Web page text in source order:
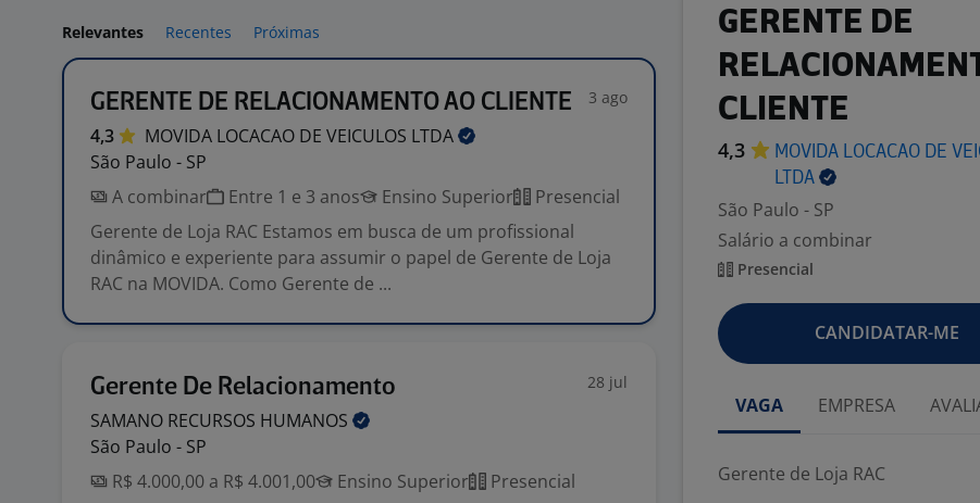
Relevantes Recentes Próximas
GERENTE DE RELACIONAMENTO AO CLIENTE 3 ago
4,3 MOVIDA LOCACAO DE VEICULOS LTDA
São Paulo - SP
A combinar
Entre 1 e 3 anos Ensino Superior
Presencial
Gerente de Loja RAC Estamos em busca de um profissional
dinâmico e experiente para assumir o papel de Gerente de Loja
RAC na MOVIDA. Como Gerente de ...
Gerente De Relacionamento 28 jul
SAMANO RECURSOS HUMANOS
São Paulo - SP
R$ 4.000,00 a R$ 4.001,00
Ensino Superior
Presencial
GERENTE DE
CLIENTE
4,3
MOVIDA LOCACAO DE
LTDA
São Paulo - SP
Salário a combinar
Presencial
CANDIDATAR-ME
VAGA EMPRESA
Gerente de Loja RAC